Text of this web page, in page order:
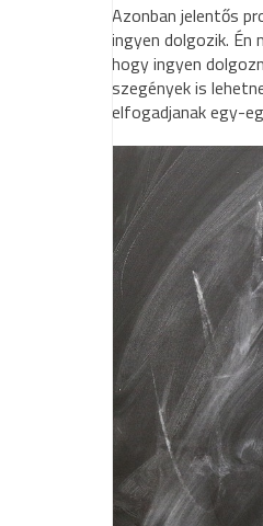
Azonban jelentős
ingyen dolgozik.
hogy ingyen
szegények is
elfogadjanak egy-